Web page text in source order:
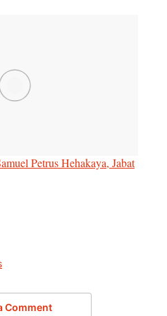
Petrus Hehakaya, Jabat
Comment